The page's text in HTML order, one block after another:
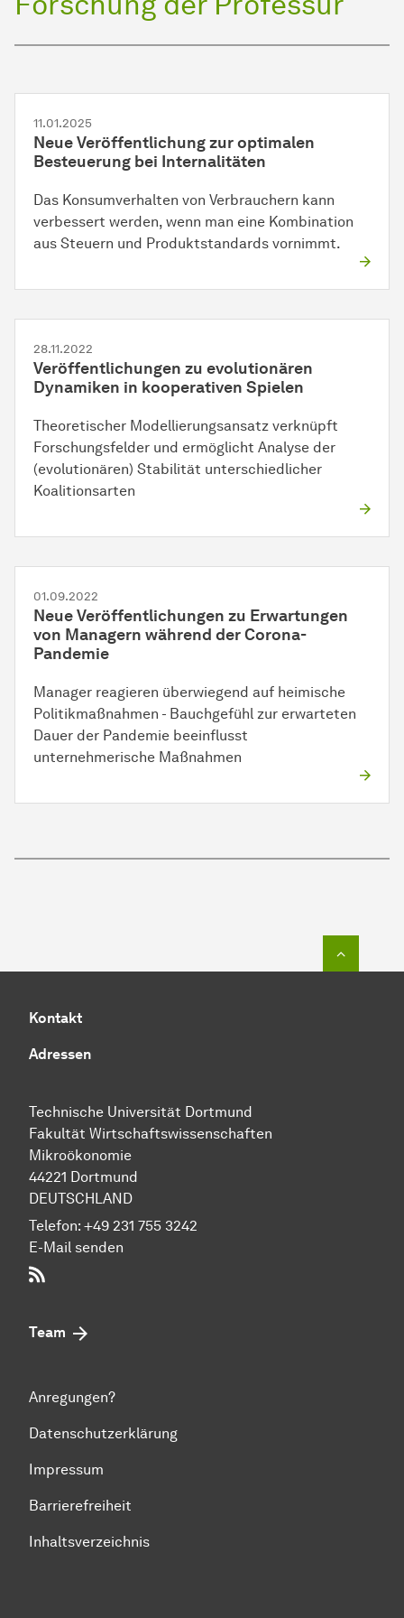
11.01.2025
Neue Veröffentlichung zur optimalen
Besteuerung bei Internalitäten
Das Konsumverhalten von Verbrauchern kann
verbessert werden, wenn man eine Kombination
aus Steuern und Produktstandards vornimmt.
28.11.2022
Veröffentlichungen zu evolutionären
Dynamiken in kooperativen Spielen
Theoretischer Modellierungsansatz verknüpft
Forschungsfelder und ermöglicht Analyse der
(evolutionären) Stabilität unterschiedlicher
Koalitionsarten
01.09.2022
Neue Veröffentlichungen zu Erwartungen
von Managern während der Corona-
Pandemie
Manager reagieren überwiegend auf heimische
Politikmaßnahmen - Bauchgefühl zur erwarteten
Dauer der Pandemie beeinflusst
unternehmerische Maßnahmen
Kontakt
Adressen
Technische Uni­ver­si­tät Dort­mund
Fakultät Wirtschafts­wissen­schaften
Mikroökonomie
44221 Dort­mund
DEUTSCHLAND
Telefon: +49 231 755 3242
E-Mail senden
Team
Anregungen?
Datenschutzerklärung
Impressum
Barrierefreiheit
Inhaltsverzeichnis